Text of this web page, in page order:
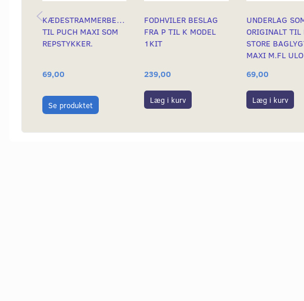
KÆDESTRAMMERBESLAG
TIL PUCH MAXI SOM
REPSTYKKER.
69,00
Se produktet
FODHVILER BESLAG
FRA P TIL K MODEL
1KIT
239,00
Læg i kurv
UNDERLAG
ORIGINALT TIL
STORE
MAXI M.FL ULO
69,00
Læg i kurv